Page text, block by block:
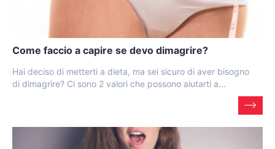
Come faccio a capire se devo dimagrire?
Hai deciso di metterti a dieta, ma sei sicuro di aver bisogno
di dimagrire? Ci sono 2 valori che possono aiutarti a...